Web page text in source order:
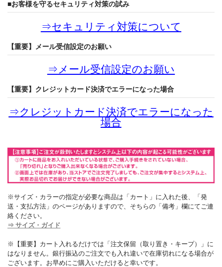
■お客様を守るセキュリティ対策の試み
⇒セキュリティ対策について
【重要】メール受信設定のお願い
⇒メール受信設定のお願い
【重要】クレジットカード決済でエラーになった場合
⇒クレジットカード決済でエラーになった
場合
※サイズ・カラーの指定が必要な商品は「カート」に入れた後、「発
送・支払方法」のページがありますので、そちらの「備考」欄にてご連
絡ください。
⇒ サイズ・ガイド
※【重要】カート入れるだけでは「注文保留（取り置き・キープ）」に
はなりません。銀行振込のご注文でも入れ違いで在庫切れになる場合が
ございます。お早めにご購入いただけると幸いです。